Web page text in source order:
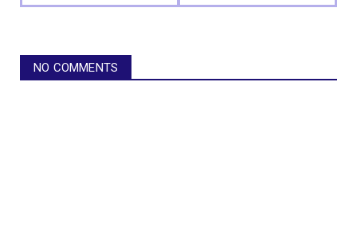
NO COMMENTS